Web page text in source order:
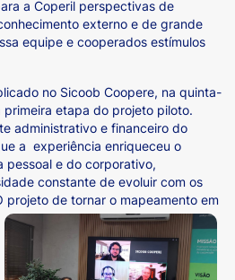
a Coperil perspectivas de
externo e de grande
equipe e cooperados estímulos
no Sicoob Coopere, na quinta-
etapa do projeto piloto.
administrativo e financeiro do
a experiência enriqueceu o
pessoal e do corporativo,
constante de evoluir com os
projeto de tornar o mapeamento em